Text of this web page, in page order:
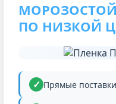
ПО НИЗКОЙ
Прямые